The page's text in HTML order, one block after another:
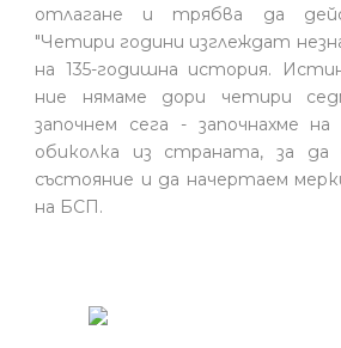
отлагане и трябва да
"Четири години изглеждат
на 135-годишна история.
ние нямаме дори четири
започнем сега - започнахме на
обиколка из страната, за да
състояние и да начертаем
на БСП.